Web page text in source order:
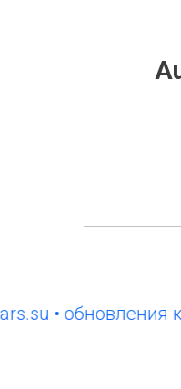
• обновления